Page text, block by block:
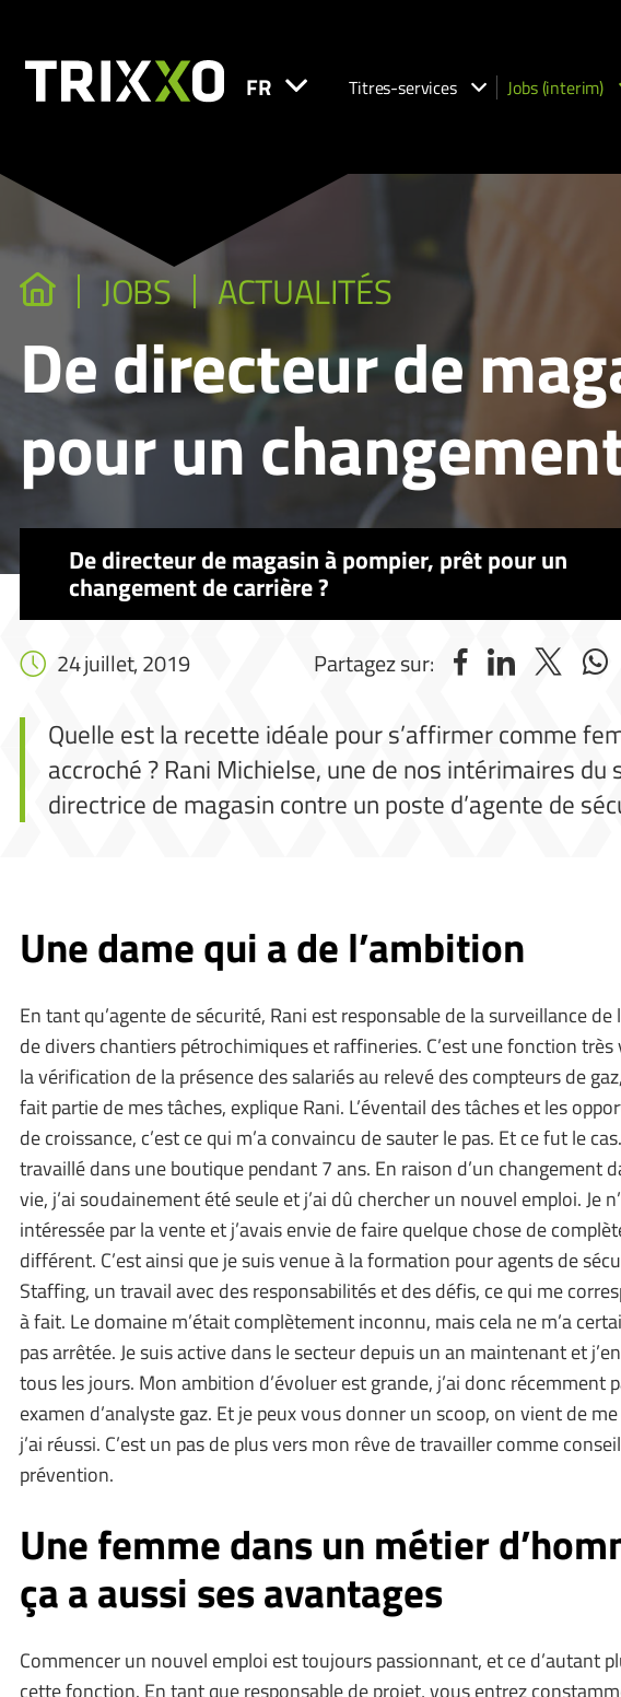
FR Titres-services Jobs (interim)
JOBS ACTUALITÉS
De directeur de
pour un
De directeur de magasin à pompier, prêt pour un
changement de carrière ?
24 juillet, 2019 Partagez sur:
Quelle est la recette idéale pour s’affirmer comme
accroché ? Rani Michielse, une de nos intérimaires
directrice de magasin contre un poste d’agente de
Une dame qui a de l’ambition
En tant qu’agente de sécurité, Rani est responsable de la surveillance de
de divers chantiers pétrochimiques et raffineries. C’est une fonction très
la vérification de la présence des salariés au relevé des compteurs de
fait partie de mes tâches, explique Rani. L’éventail des tâches et les
de croissance, c’est ce qui m’a convaincu de sauter le pas. Et ce fut le cas.
travaillé dans une boutique pendant 7 ans. En raison d’un changement
vie, j’ai soudainement été seule et j’ai dû chercher un nouvel emploi. Je
intéressée par la vente et j’avais envie de faire quelque chose de
différent. C’est ainsi que je suis venue à la formation pour agents de
Staffing, un travail avec des responsabilités et des défis, ce qui me
à fait. Le domaine m’était complètement inconnu, mais cela ne m’a
pas arrêtée. Je suis active dans le secteur depuis un an maintenant et
tous les jours. Mon ambition d’évoluer est grande, j’ai donc récemment
examen d’analyste gaz. Et je peux vous donner un scoop, on vient de
j’ai réussi. C’est un pas de plus vers mon rêve de travailler comme
prévention.
Une femme dans un métier
ça a aussi ses avantages
Commencer un nouvel emploi est toujours passionnant, et ce d’autant
cette fonction. En tant que responsable de projet, vous entrez